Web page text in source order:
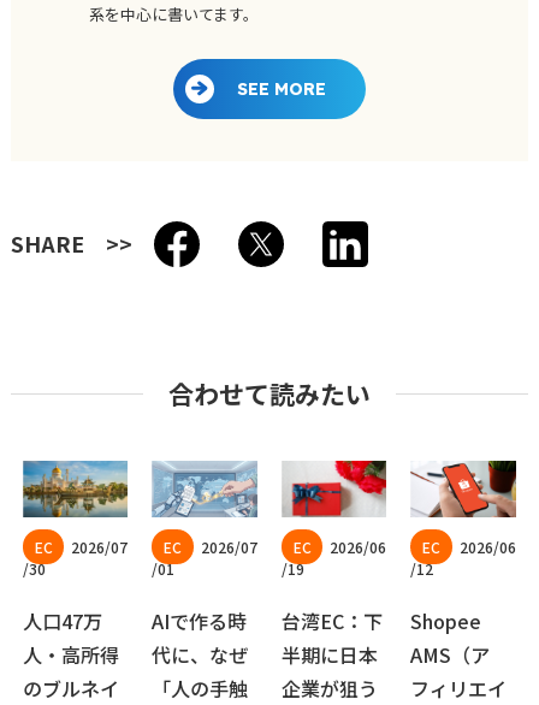
系を中心に書いてます。
SEE MORE
SHARE
合わせて読みたい
2026/07
/30
人口47万
人・高所得
のブルネイ
2026/07
/01
AIで作る時
代に、なぜ
「人の手触
2026/06
/19
台湾EC：下
半期に日本
企業が狙う
2026/06
/12
Shopee
AMS（ア
フィリエイ